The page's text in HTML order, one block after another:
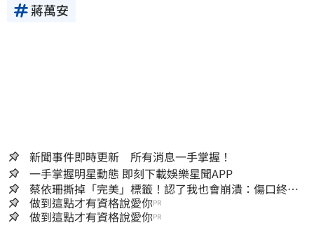
蔣萬安
新聞事件即時更新 所有消息一手掌握！
一手掌握明星動態 即刻下載娛樂星聞APP
蔡依珊撕掉「完美」標籤！認了我也會崩潰：傷口終究
會癒合
做到這點才有資格說愛你PR
做到這點才有資格說愛你PR